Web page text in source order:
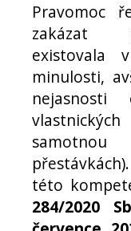
Pravomoc
zakázat
existovala
minulosti,
této
284/2020